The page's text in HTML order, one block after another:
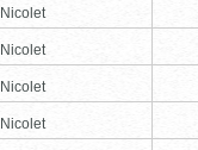
Nicolet
Nicolet
Nicolet
Nicolet